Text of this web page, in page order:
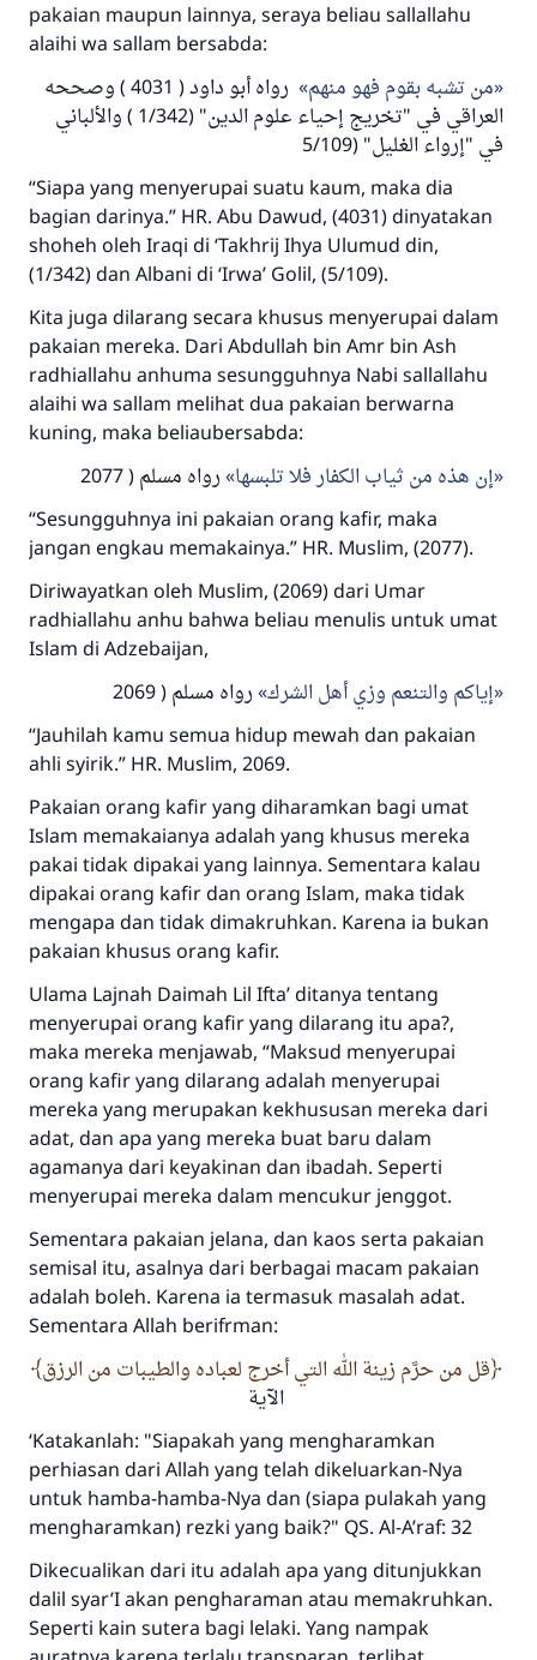
pakaian maupun lainnya, seraya beliau sallallahu
alaihi wa sallam bersabda:
من تشبه بقوم فهو منهم
رواه أبو داود ( 4031 ) وصححه
العراقي في "تخريج إحياء علوم الدين" (1/342 ) والألباني
في "إرواء الغليل" (5/109
“Siapa yang menyerupai suatu kaum, maka dia
bagian darinya.” HR. Abu Dawud, (4031) dinyatakan
shoheh oleh Iraqi di ‘Takhrij Ihya Ulumud din,
(1/342) dan Albani di ‘Irwa’ Golil, (5/109).
Kita juga dilarang secara khusus menyerupai dalam
pakaian mereka. Dari Abdullah bin Amr bin Ash
radhiallahu anhuma sesungguhnya Nabi sallallahu
alaihi wa sallam melihat dua pakaian berwarna
kuning, maka beliaubersabda:
إن هذه من ثياب الكفار فلا تلبسها
رواه مسلم ( 2077
“Sesungguhnya ini pakaian orang kafir, maka
jangan engkau memakainya.” HR. Muslim, (2077).
Diriwayatkan oleh Muslim, (2069) dari Umar
radhiallahu anhu bahwa beliau menulis untuk umat
Islam di Adzebaijan,
إياكم والتنعم وزي أهل الشرك رواه مسلم ( 2069
“Jauhilah kamu semua hidup mewah dan pakaian
ahli syirik.” HR. Muslim, 2069.
Pakaian orang kafir yang diharamkan bagi umat
Islam memakaianya adalah yang khusus mereka
pakai tidak dipakai yang lainnya. Sementara kalau
dipakai orang kafir dan orang Islam, maka tidak
mengapa dan tidak dimakruhkan. Karena ia bukan
pakaian khusus orang kafir.
Ulama Lajnah Daimah Lil Ifta’ ditanya tentang
menyerupai orang kafir yang dilarang itu apa?,
maka mereka menjawab, “Maksud menyerupai
orang kafir yang dilarang adalah menyerupai
mereka yang merupakan kekhususan mereka dari
adat, dan apa yang mereka buat baru dalam
agamanya dari keyakinan dan ibadah. Seperti
menyerupai mereka dalam mencukur jenggot.
Sementara pakaian jelana, dan kaos serta pakaian
semisal itu, asalnya dari berbagai macam pakaian
adalah boleh. Karena ia termasuk masalah adat.
Sementara Allah berifrman:
قل من حرَّم زينة الله التي أخرج لعباده والطيبات من الرزق
الآية
‘Katakanlah: "Siapakah yang mengharamkan
perhiasan dari Allah yang telah dikeluarkan-Nya
untuk hamba-hamba-Nya dan (siapa pulakah yang
mengharamkan) rezki yang baik?" QS. Al-A’raf: 32
Dikecualikan dari itu adalah apa yang ditunjukkan
dalil syar’I akan pengharaman atau memakruhkan.
Seperti kain sutera bagi lelaki. Yang nampak
Jawaban no. 110845